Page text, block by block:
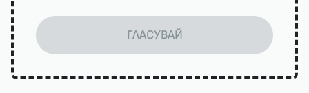
ГЛАСУВАЙ